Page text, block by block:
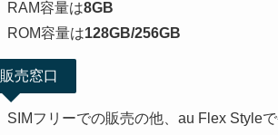
RAM容量は8GB
ROM容量は128GB/256GB
販売窓口
SIMフリーでの販売の他、au Flex Style